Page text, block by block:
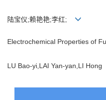
陆宝仪;赖艳艳;李红;
Electrochemical Properties of
LU Bao-yi,LAI Yan-yan,LI Hong